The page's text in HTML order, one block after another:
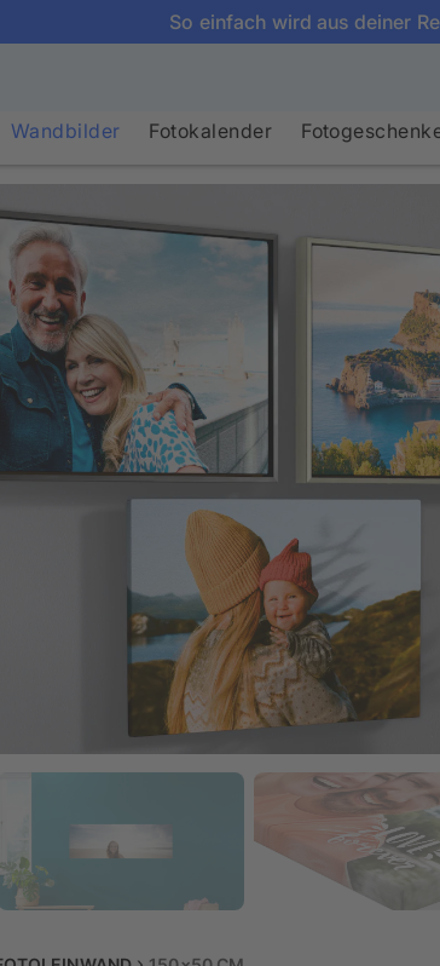
So einfach wird aus deiner
Wandbilder Fotokalender